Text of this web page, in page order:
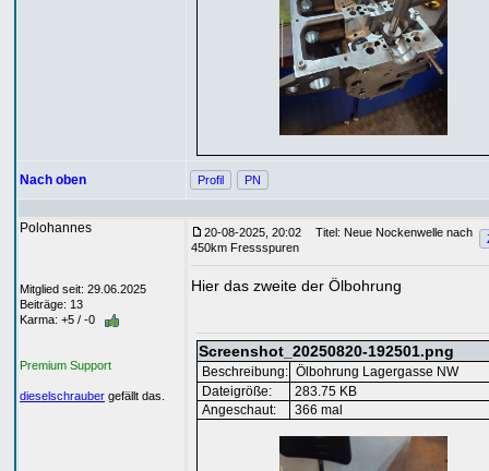
Nach oben Profil PN
Polohannes
Mitglied seit: 29.06.2025
Beiträge: 13
Karma: +5 / -0
Premium Support
dieselschrauber gefällt das.
20-08-2025, 20:02
Titel: Neue Nockenwelle nach
450km Fressspuren
Hier das zweite der Ölbohrung
Screenshot_20250820-192501.png
Beschreibung: Ölbohrung Lagergasse NW
Dateigröße:
283.75 KB
Angeschaut:
366 mal